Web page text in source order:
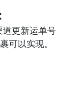
更新运单号
可以实现。